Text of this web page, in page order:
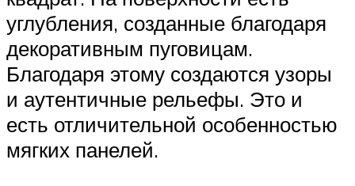
углубления, созданные благодаря
декоративным пуговицам.
Благодаря этому создаются узоры
и аутентичные рельефы. Это и
есть отличительной особенностью
мягких панелей.